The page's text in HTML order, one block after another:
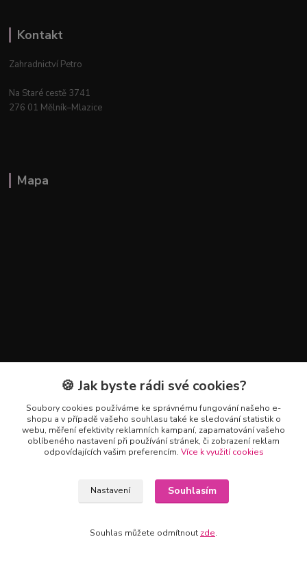
Kontakt
Zahradnictví Petro
Na Staré cestě 3741
276 01 Mělník–Mlazice
Mapa
Kontakty
+420 602 223 614
info@zahradnictvipetro.cz
🍪 Jak byste rádi své cookies?
Soubory cookies používáme ke správnému fungování našeho e-
shopu a v případě vašeho souhlasu také ke sledování statistik o
webu, měření efektivity reklamních kampaní, zapamatování vašeho
oblíbeného nastavení při používání stránek, či zobrazení reklam
odpovídajících vašim preferencím. Více k využití cookies
Nastavení Souhlasím
Souhlas můžete odmítnout zde.